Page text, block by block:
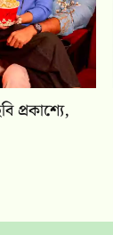
প্রকাশ্যে,